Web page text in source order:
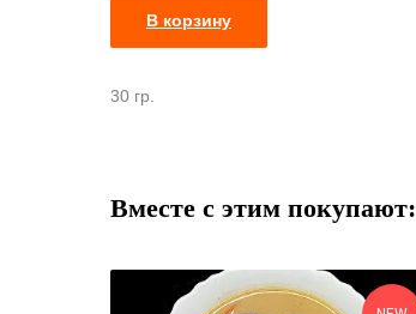
В корзину
30 гр.
Вместе с этим покупают: